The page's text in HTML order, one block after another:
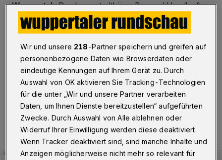
Wuppertal·Das Innenstadtbüro „BarmenUrban“ ruft
interessierte Bürgerinnen und Bürger aus Barmen auf,
sich für den Innenstadtbeirat zu bewerben. Das
Gremium hat die Aufgabe, über Förderanträge an den
Verfügungsfonds ISEK-Barmen Innenstadt zu
diskutieren, Empfehlungen auszusprechen und über die
Vergabe der Gelder zu entscheiden.
13.03.2021 , 12:00 Uhr Eine Minute Lesezeit
Wir und unsere 218-Partner speichern und greifen auf
personenbezogene Daten wie Browserdaten oder
eindeutige Kennungen auf Ihrem Gerät zu. Durch
Auswahl von OK aktivieren Sie Tracking-Technologien
für die unter „Wir und unsere Partner verarbeiten
Daten, um Ihnen Dienste bereitzustellen“ aufgeführten
Zwecke. Durch Auswahl von Alle ablehnen oder
Widerruf Ihrer Einwilligung werden diese deaktiviert.
Wenn Tracker deaktiviert sind, sind manche Inhalte und
Anzeigen möglicherweise nicht mehr so relevant für